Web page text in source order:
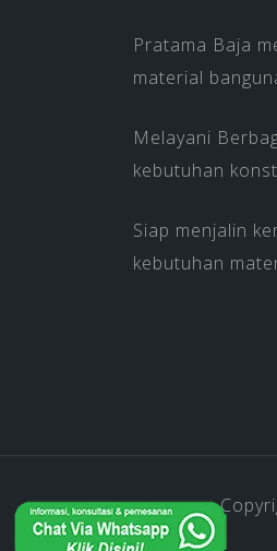
Pratama Baja
material
Melayani
kebutuhan
Siap menjalin
kebutuhan